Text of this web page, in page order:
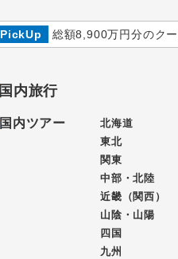
PickUp 総額8,900万円分のク
国内旅行
国内ツアー
北海道
東北
関東
中部・北陸
近畿（関西）
山陰・山陽
四国
九州